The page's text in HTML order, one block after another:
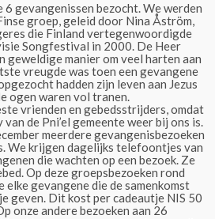
6 gevangenissen bezocht. We werden
groep, geleid door Nina Åström,
die Finland vertegenwoordigde
Songfestival in 2000. De Heer
geweldige manier om veel harten aan
vreugde was toen een gevangene
hadden zijn leven aan Jezus
ogen waren vol tranen.
vrienden en gebedsstrijders, omdat
de Pni’el gemeente weer bij ons is.
meerdere gevangenisbezoeken
We krijgen dagelijks telefoontjes van
die wachten op een bezoek. Ze
Op deze groepsbezoeken rond
elke gevangene die de samenkomst
geven. Dit kost per cadeautje NIS 50
onze andere bezoeken aan 26